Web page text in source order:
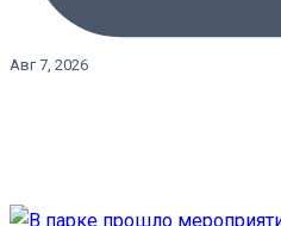
Авг 7, 2026